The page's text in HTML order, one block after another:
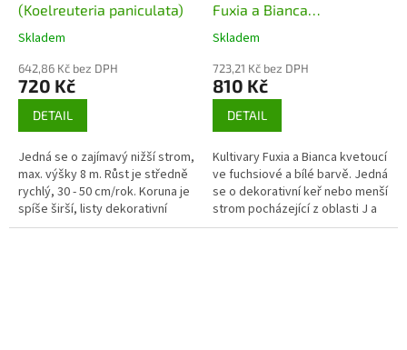
(Koelreuteria paniculata)
Skladem
642,86 Kč bez DPH
720 Kč
DETAIL
Jedná se o zajímavý nižší strom,
max. výšky 8 m. Růst je středně
rychlý, 30 - 50 cm/rok. Koruna je
spíše širší, listy dekorativní
lichozpeřené, květenství v
Fuxia a Bianca
(Lagerstroemia indica
cm
Skladem
723,21 Kč bez DPH
810 Kč
DETAIL
Kultivary Fuxia a Bianca kvetoucí
ve fuchsiové a bílé barvě. Jedná
se o dekorativní keř nebo menší
strom pocházející z oblasti J a
JV Asie, dnes pěstovaný v